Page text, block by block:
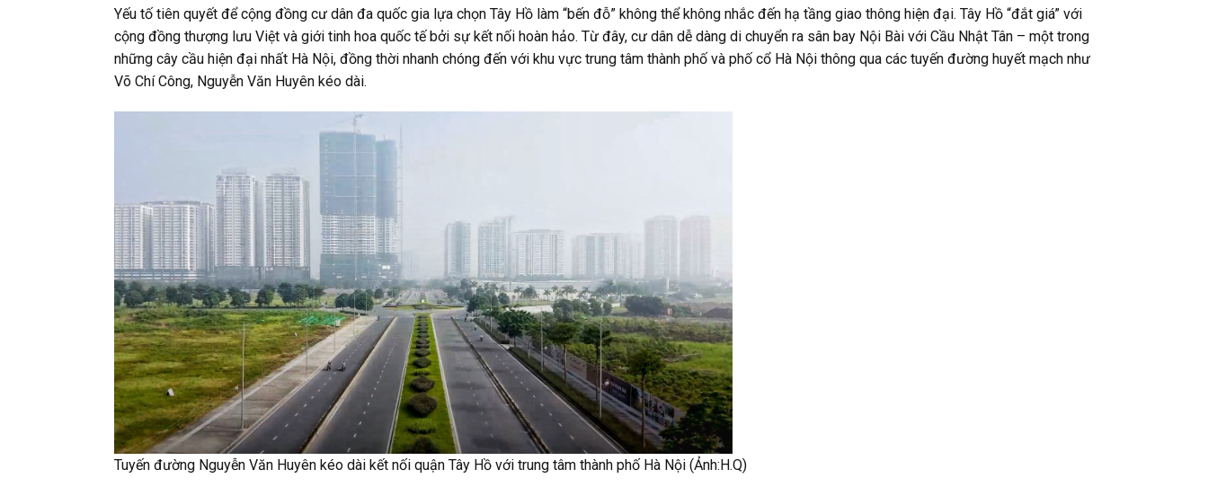
Yếu tố tiên quyết để cộng đồng cư dân đa quốc gia lựa chọn Tây Hồ làm “bến đỗ” không thể không nhắc đến hạ tầng giao thông hiện đại. Tây Hồ “đắt giá” với
cộng đồng thượng lưu Việt và giới tinh hoa quốc tế bởi sự kết nối hoàn hảo. Từ đây, cư dân dễ dàng di chuyển ra sân bay Nội Bài với Cầu Nhật Tân – một trong
những cây cầu hiện đại nhất Hà Nội, đồng thời nhanh chóng đến với khu vực trung tâm thành phố và phố cổ Hà Nội thông qua các tuyến đường huyết mạch như
Võ Chí Công, Nguyễn Văn Huyên kéo dài.
Tuyến đường Nguyễn Văn Huyên kéo dài kết nối quận Tây Hồ với trung tâm thành phố Hà Nội (Ảnh:H.Q)